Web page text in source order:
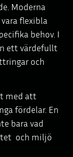
Moderna
flexibla
behov. I
ett värdefullt
och
med att
fördelar. En
bara vad
och miljö